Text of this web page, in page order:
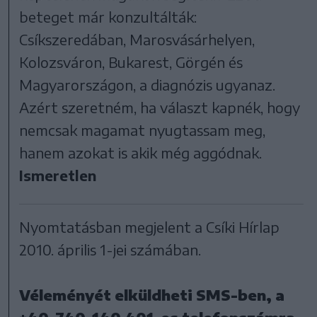
beteget már konzultálták:
Csíkszeredában, Marosvásárhelyen,
Kolozsváron, Bukarest, Görgén és
Magyarországon, a diagnózis ugyanaz.
Azért szeretném, ha választ kapnék, hogy
nemcsak magamat nyugtassam meg,
hanem azokat is akik még aggódnak.
Ismeretlen
Nyomtatásban megjelent a Csíki Hírlap
2010. április 1-jei számában.
Véleményét elküldheti SMS-ben, a